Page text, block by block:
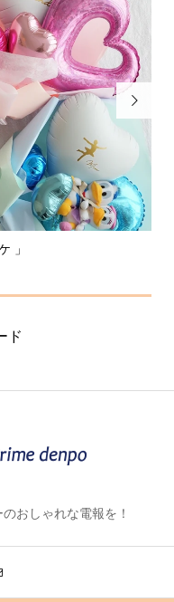
！〰️

ド
おしゃれな電報を！